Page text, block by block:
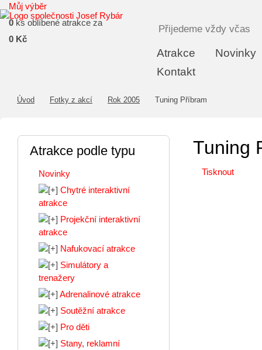
Atrakce
Novinky
Kontakt
Můj výběr
0 ks oblíbené atrakce za
0 Kč
Přijedeme vždy včas
Úvod Fotky z akcí Rok 2005 Tuning Příbram
Tuning
Tisknout
Atrakce podle typu
Novinky
Chytré interaktivní
atrakce
Projekční interaktivní
atrakce
Nafukovací atrakce
Simulátory a
trenažery
Adrenalinové atrakce
Soutěžní atrakce
Pro děti
Stany, reklamní